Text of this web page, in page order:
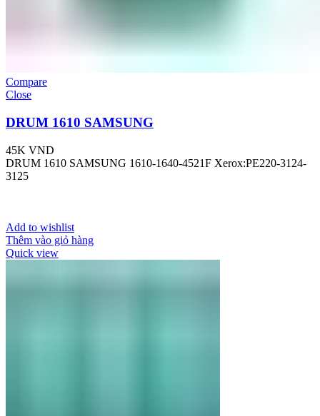
Compare
Close
DRUM 1610 SAMSUNG
45K VND
DRUM 1610 SAMSUNG 1610-1640-4521F Xerox:PE220-3124-
3125
Add to wishlist
Thêm vào giỏ hàng
Quick view